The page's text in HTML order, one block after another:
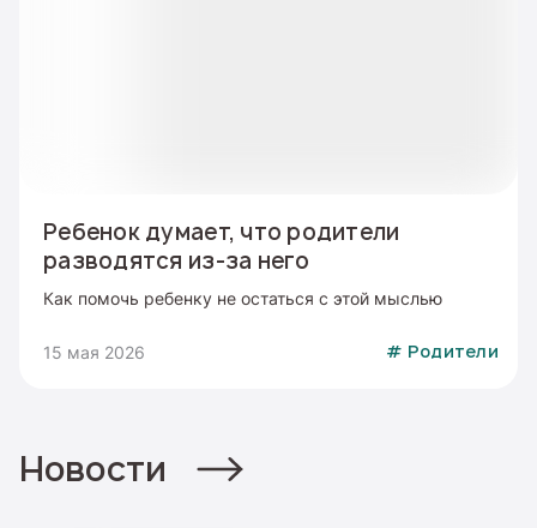
Ребенок думает, что родители
разводятся из-за него
Как помочь ребенку не остаться с этой мыслью
15 мая 2026 # Родители
Новости